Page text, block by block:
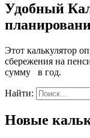
Удобный
Этот калькулятор
сбережения на
сумму в год.
Найти:
Новые